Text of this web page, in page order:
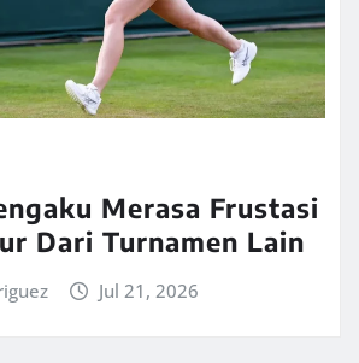
Merasa Frustasi
Dari Turnamen Lain
Jul 21, 2026